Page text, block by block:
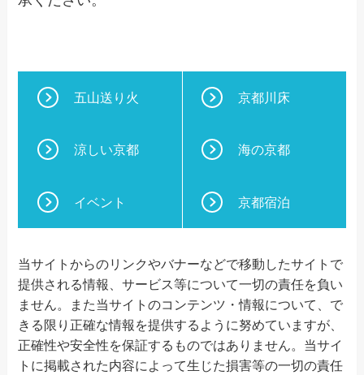
五山送り火 京都川床
涼しい京都 海の京都
イベント 京都宿泊
当サイトからのリンクやバナーなどで移動したサイトで
提供される情報、サービス等について一切の責任を負い
ません。また当サイトのコンテンツ・情報について、で
きる限り正確な情報を提供するように努めていますが、
正確性や安全性を保証するものではありません。当サイ
トに掲載された内容によって生じた損害等の一切の責任